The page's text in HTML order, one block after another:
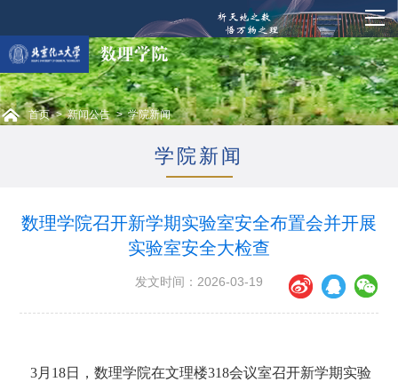
首页 > 新闻公告 > 学院新闻
学院新闻
数理学院召开新学期实验室安全布置会并开展
实验室安全大检查
发文时间：2026-03-19
3月 18日，数理学院在文理楼318会议室召开新学期实验